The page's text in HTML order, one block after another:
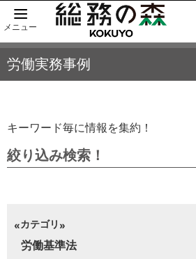
メニュー
労働実務事例
キーワード毎に情報を集約！
絞り込み検索！
カテゴリ
労働基準法